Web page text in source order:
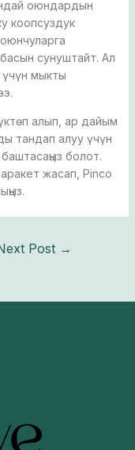
оюндардын
коопсуздук
сунуштайт. Ал
үчүн мыкты
алып, ар дайым
тандап алуу үчүн
болот.
жасап, Pinco
Post →